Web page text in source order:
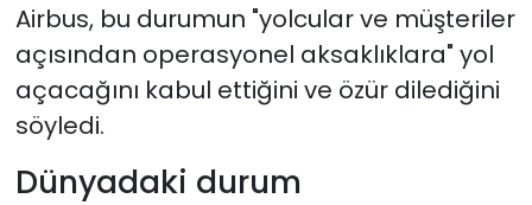
Airbus, bu durumun "yolcular ve müşteriler
açısından operasyonel aksaklıklara" yol
açacağını kabul ettiğini ve özür dilediğini
söyledi.
Dünyadaki durum